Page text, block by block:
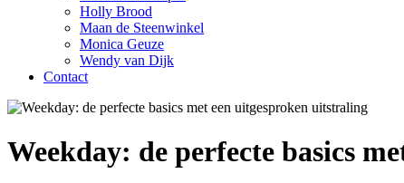
Holly Brood
Maan de Steenwinkel
Monica Geuze
Wendy van Dijk
Contact
Weekday: de perfecte basics